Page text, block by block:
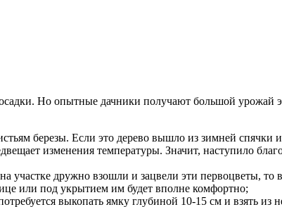
Но опытные дачники получают большой урожай
березы. Если это дерево вышло из зимней спячки
изменения температуры. Значит, наступило
дружно взошли и зацвели эти первоцветы, то
или под укрытием им будет вполне комфортно;
выкопать ямку глубиной 10-15 см и взять